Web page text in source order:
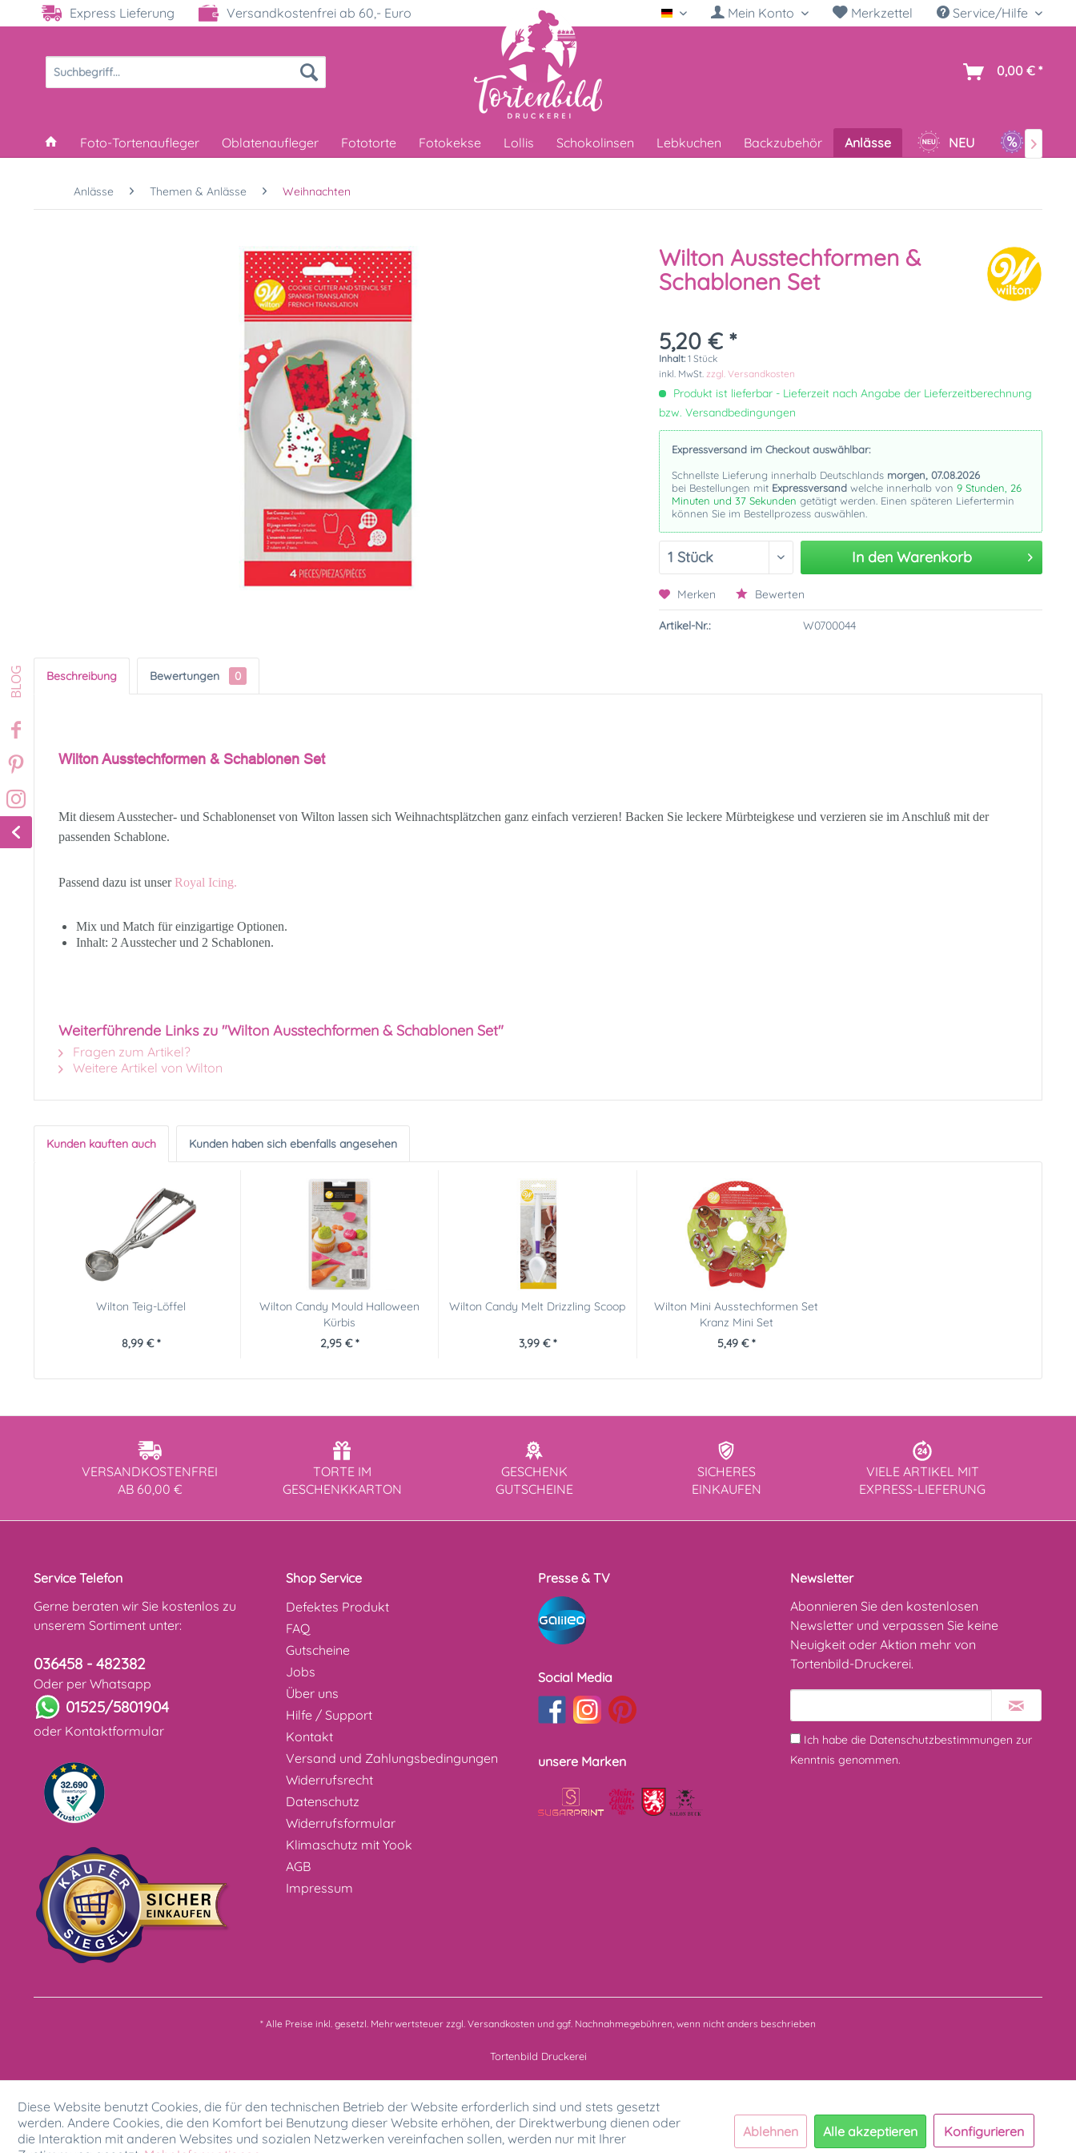
Express Lieferung Versandkostenfrei ab 60,- Euro Deutsch Mein Konto Merkzettel Service/Hilfe
0,00 € *
Foto-Tortenaufleger Oblatenaufleger Fototorte Fotokekse Lollis Schokolinsen Lebkuchen Backzubehör Anlässe NEU SALE

Anlässe Themen & Anlässe Weihnachten
Wilton Ausstechformen &
Schablonen Set
5,20 € *
Inhalt:1 Stück
inkl. MwSt.zzgl. Versandkosten
Produkt ist lieferbar - Lieferzeit nach Angabe der Lieferzeitberechnung
bzw. Versandbedingungen
Expressversand im Checkout auswählbar:
Schnellste Lieferung innerhalb Deutschlands morgen, 07.08.2026
bei Bestellungen mit Expressversand welche innerhalb von9 Stunden, 26
Minuten und 37 Sekunden getätigt werden. Einen späteren Liefertermin
können Sie im Bestellprozess auswählen.
In den Warenkorb
Merken Bewerten
Artikel-Nr.: W0700044
Beschreibung Bewertungen 0
Wilton Ausstechformen & Schablonen Set
Mit diesem Ausstecher- und Schablonenset von Wilton lassen sich Weihnachtsplätzchen ganz einfach verzieren! Backen Sie leckere Mürbteigkese und verzieren sie im Anschluß mit der
passenden Schablone.
Passend dazu ist unserRoyal Icing.
Mix und Match für einzigartige Optionen.
Inhalt: 2 Ausstecher und 2 Schablonen.
Weiterführende Links zu "Wilton Ausstechformen & Schablonen Set"
Fragen zum Artikel?
Weitere Artikel von Wilton
Kunden kauften auch Kunden haben sich ebenfalls angesehen
Wilton Teig-Löffel
8,99 € *
Wilton Candy Mould Halloween
Kürbis
2,95 € *
Wilton Candy Melt Drizzling Scoop
3,99 € *
Wilton Mini Ausstechformen Set
Kranz Mini Set
5,49 € *
VERSANDKOSTENFREI
AB 60,00 €
TORTE IM
GESCHENKKARTON
GESCHENK
GUTSCHEINE
SICHERES
EINKAUFEN
VIELE ARTIKEL MIT
EXPRESS-LIEFERUNG
Service Telefon
Gerne beraten wir Sie kostenlos zu
unserem Sortiment unter:
036458 - 482382
Oder per Whatsapp
01525/5801904
oder Kontaktformular
Shop Service
Defektes Produkt
FAQ
Gutscheine
Jobs
Über uns
Hilfe / Support
Kontakt
Versand und Zahlungsbedingungen
Widerrufsrecht
Datenschutz
Widerrufsformular
Klimaschutz mit Yook
AGB
Impressum
Presse & TV
Social Media
unsere Marken
Newsletter
Abonnieren Sie den kostenlosen
Newsletter und verpassen Sie keine
Neuigkeit oder Aktion mehr von
Tortenbild-Druckerei.
Ich habe die Datenschutzbestimmungen zur
Kenntnis genommen.
* Alle Preise inkl. gesetzl. Mehrwertsteuer zzgl. Versandkosten und ggf. Nachnahmegebühren, wenn nicht anders beschrieben
Tortenbild Druckerei
Diese Website benutzt Cookies, die für den technischen Betrieb der Website erforderlich sind und stets gesetzt
werden. Andere Cookies, die den Komfort bei Benutzung dieser Website erhöhen, der Direktwerbung dienen oder
die Interaktion mit anderen Websites und sozialen Netzwerken vereinfachen sollen, werden nur mit Ihrer
Ablehnen Alle akzeptieren Konfigurieren